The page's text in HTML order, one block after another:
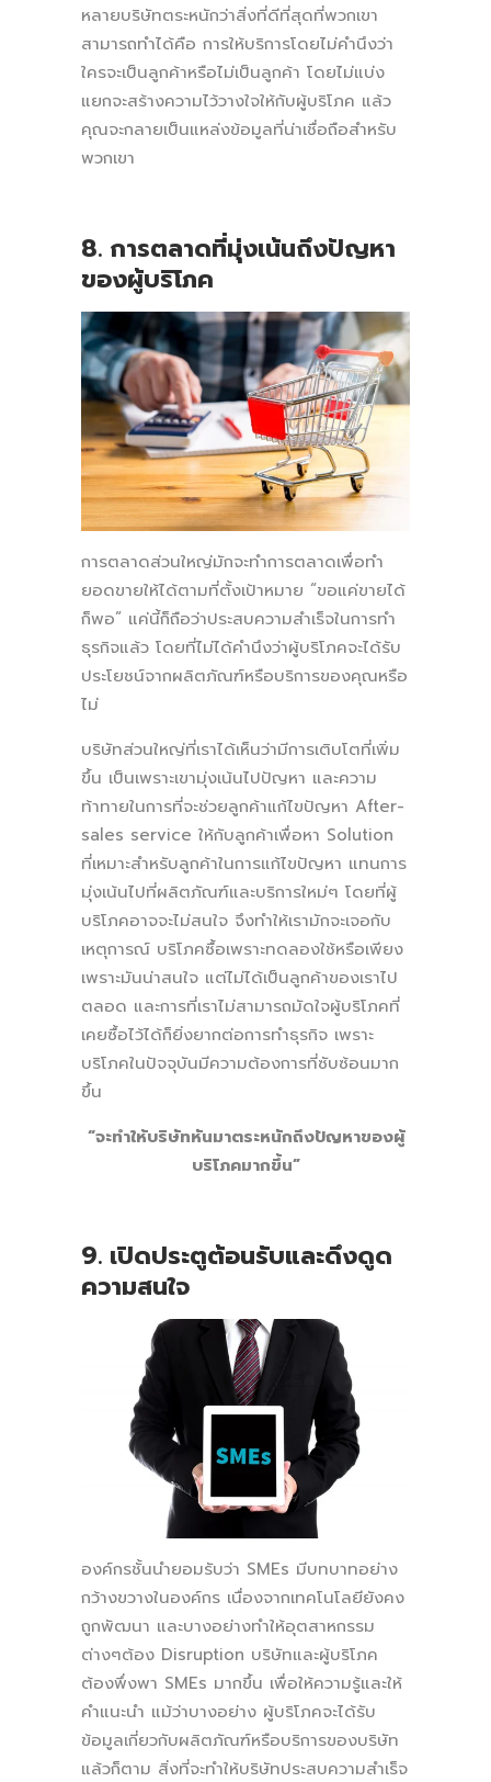
หลายบริษัทตระหนักว่าสิ่งที่ดีที่สุดที่พวกเขา
สามารถทำได้คือ การให้บริการโดยไม่คำนึงว่า
ใครจะเป็นลูกค้าหรือไม่เป็นลูกค้า โดยไม่แบ่ง
แยกจะสร้างความไว้วางใจให้กับผู้บริโภค แล้ว
คุณจะกลายเป็นแหล่งข้อมูลที่น่าเชื่อถือสำหรับ
พวกเขา
8. การตลาดที่มุ่งเน้นถึงปัญหา
ของผู้บริโภค
การตลาดส่วนใหญ่มักจะทำการตลาดเพื่อทำ
ยอดขายให้ได้ตามที่ตั้งเป้าหมาย “ขอแค่ขายได้
ก็พอ” แค่นี้ก็ถือว่าประสบความสำเร็จในการทำ
ธุรกิจแล้ว โดยที่ไม่ได้คำนึงว่าผู้บริโภคจะได้รับ
ประโยชน์จากผลิตภัณฑ์หรือบริการของคุณหรือ
ไม่
บริษัทส่วนใหญ่ที่เราได้เห็นว่ามีการเติบโตที่เพิ่ม
ขึ้น เป็นเพราะเขามุ่งเน้นไปปัญหา และความ
ท้าทายในการที่จะช่วยลูกค้าแก้ไขปัญหา After-
sales service ให้กับลูกค้าเพื่อหา Solution
ที่เหมาะสำหรับลูกค้าในการแก้ไขปัญหา แทนการ
มุ่งเน้นไปที่ผลิตภัณฑ์และบริการใหม่ๆ โดยที่ผู้
บริโภคอาจจะไม่สนใจ จึงทำให้เรามักจะเจอกับ
เหตุการณ์ บริโภคซื้อเพราะทดลองใช้หรือเพียง
เพราะมันน่าสนใจ แต่ไม่ได้เป็นลูกค้าของเราไป
ตลอด และการที่เราไม่สามารถมัดใจผู้บริโภคที่
เคยซื้อไว้ได้ก็ยิ่งยากต่อการทำธุรกิจ เพราะ
บริโภคในปัจจุบันมีความต้องการที่ซับซ้อนมาก
ขึ้น
“จะทำให้บริษัทหันมาตระหนักถึงปัญหาของผู้
บริโภคมากขึ้น”
9. เปิดประตูต้อนรับและดึงดูด
ความสนใจ
องค์กรชั้นนำยอมรับว่า SMEs มีบทบาทอย่าง
กว้างขวางในองค์กร เนื่องจากเทคโนโลยียังคง
ถูกพัฒนา และบางอย่างทำให้อุตสาหกรรม
ต่างๆต้อง Disruption บริษัทและผู้บริโภค
ต้องพึ่งพา SMEs มากขึ้น เพื่อให้ความรู้และให้
คำแนะนำ แม้ว่าบางอย่าง ผู้บริโภคจะได้รับ
ข้อมูลเกี่ยวกับผลิตภัณฑ์หรือบริการของบริษัท
แล้วก็ตาม สิ่งที่จะทำให้บริษัทประสบความสำเร็จ